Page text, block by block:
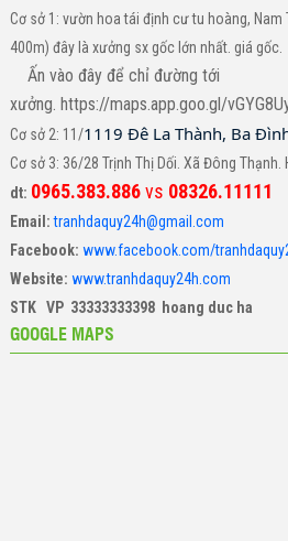
Cơ sở 1: vườn hoa tái định cư tu hoàng,
400m) đây là xưởng sx gốc lớn nhất. giá gốc.
Ấn vào đây để chỉ đường tới
xưởng. https://maps.app.goo.gl/
Cơ sở 2: 11/1119 Đê La Thành, Ba
Cơ sở 3: 36/28 Trịnh Thị Dối. Xã Đông Thạnh.
dt: 0965.383.886vs 08326.11111
Email: tranhdaquy24h@gmail.com
Facebook: www.facebook.com/
Website: www.tranhdaquy24h.com
STK VP 33333333398 hoang duc ha
GOOGLE MAPS